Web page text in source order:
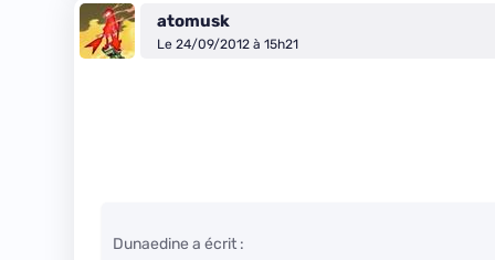
atomusk
Le 24/09/2012 à 15h21
Dunaedine a écrit :